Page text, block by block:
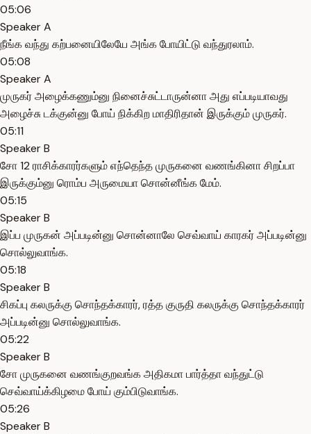
05:06
Speaker A
நீங்க வந்து கற்பனையிலேயே அங்க போயிட்டு வந்துரலாம்.
05:08
Speaker A
முருகர் அழைக்கணும்னு நினைச்சுட்டாருன்னா அது எப்படியாவது
அழைச்சு டக்குன்னு போய் நிக்கிற மாதிரிதான் இருக்கும் முருகர்.
05:11
Speaker B
சோ 12 ராசிக்காரர்களும் எந்தெந்த முருகனை வணங்கினா சிறப்பா
இருக்கும்னு ரொம்ப அருமையா சொன்னீங்க மேம்.
05:15
Speaker B
இப்ப முருகன் அப்படின்னு சொன்னாலே செவ்வாய் காரகர் அப்படின்னு
சொல்லுவாங்க.
05:18
Speaker B
சிகப்பு கலருக்கு சொந்தக்காரர், ரத்த குருதி கலருக்கு சொந்தக்காரர்
அப்படின்னு சொல்லுவாங்க.
05:22
Speaker B
சோ முருகனை வணங்குறவங்க அதிகமா பார்த்தா வந்துட்டு
செவ்வாய்க்கிழமை போய் கும்பிடுவாங்க.
05:26
Speaker B